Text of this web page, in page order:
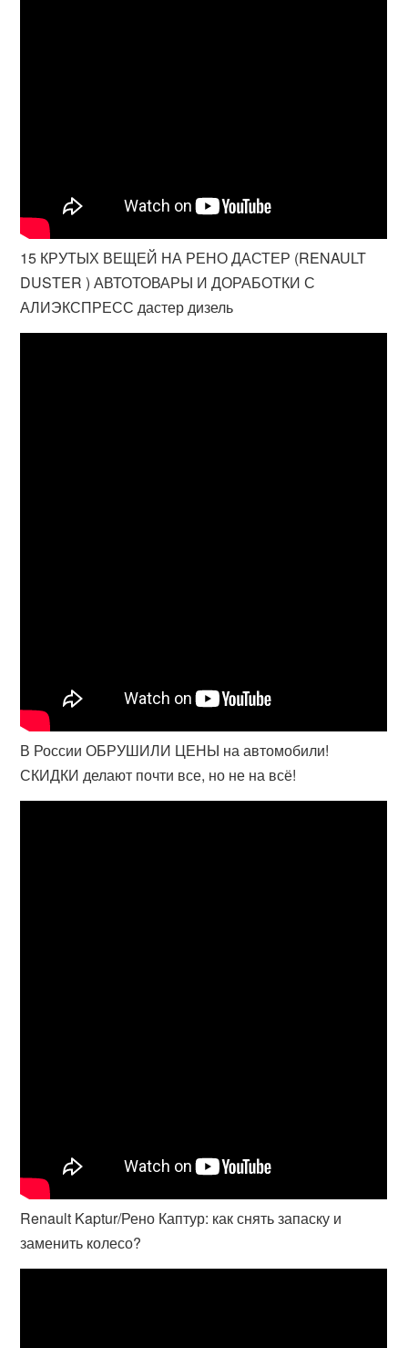
15 КРУТЫХ ВЕЩЕЙ НА РЕНО ДАСТЕР (RENAULT
DUSTER ) АВТОТОВАРЫ И ДОРАБОТКИ С
АЛИЭКСПРЕСС дастер дизель
В России ОБРУШИЛИ ЦЕНЫ на автомобили!
СКИДКИ делают почти все, но не на всё!
Renault Kaptur/Рено Каптур: как снять запаску и
заменить колесо?